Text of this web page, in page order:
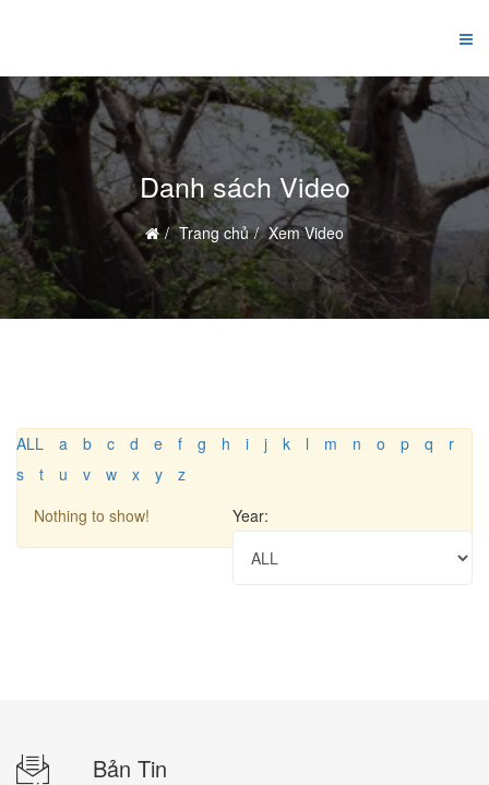
Danh sách Video
Trang chủ Xem Video
ALL a b c d e f g h i j k l m n o p q
r
s
t u v w x y
z
Year:
Nothing to show!
Bản Tin